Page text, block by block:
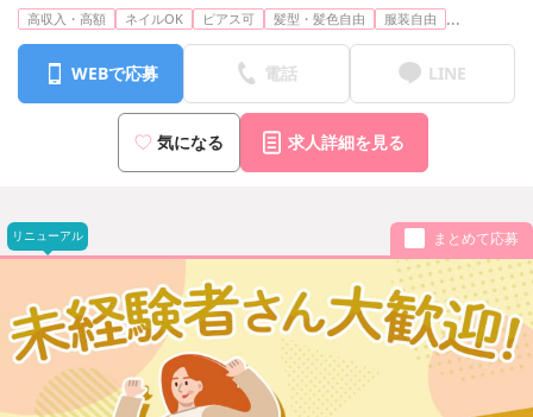
高収入・高額 ネイルOK ピアス可 髪型・髪色自由 服装自由 ...
WEBで応募 電話 LINE
気になる 求人詳細を見る
リニューアル まとめて応募